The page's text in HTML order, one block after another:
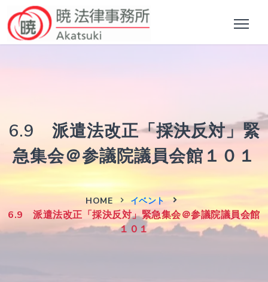
6.9 派遣法改正「採決反対」緊
急集会＠参議院議員会館１０１
HOME イベント
6.9 派遣法改正「採決反対」緊急集会＠参議院議員会館
１０１